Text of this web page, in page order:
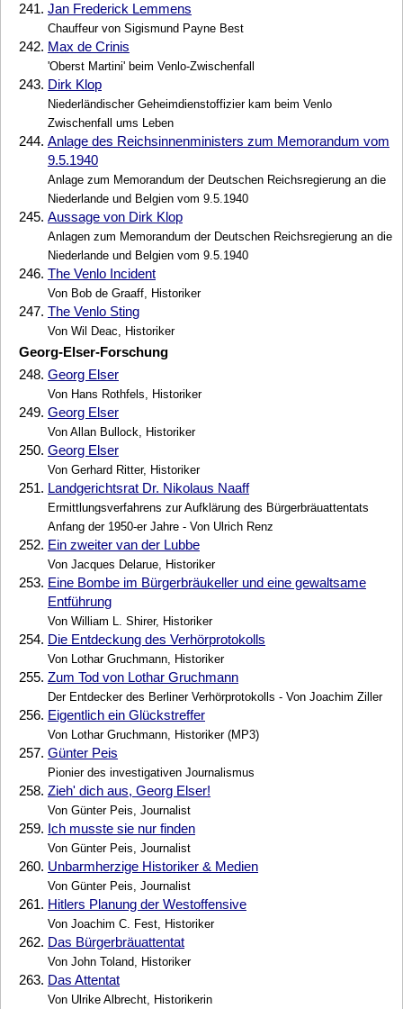
241. Jan Frederick Lemmens
Chauffeur von Sigismund Payne Best
242. Max de Crinis
'Oberst Martini' beim Venlo-Zwischenfall
243. Dirk Klop
Niederländischer Geheimdienstoffizier kam beim Venlo
Zwischenfall ums Leben
244. Anlage des Reichsinnenministers zum Memorandum vom
9.5.1940
Anlage zum Memorandum der Deutschen Reichsregierung an die
Niederlande und Belgien vom 9.5.1940
245. Aussage von Dirk Klop
Anlagen zum Memorandum der Deutschen Reichsregierung an die
Niederlande und Belgien vom 9.5.1940
246. The Venlo Incident
Von Bob de Graaff, Historiker
247. The Venlo Sting
Von Wil Deac, Historiker
Georg-Elser-Forschung
248. Georg Elser
Von Hans Rothfels, Historiker
249. Georg Elser
Von Allan Bullock, Historiker
250. Georg Elser
Von Gerhard Ritter, Historiker
251. Landgerichtsrat Dr. Nikolaus Naaff
Ermittlungsverfahrens zur Aufklärung des Bürgerbräuattentats
Anfang der 1950-er Jahre - Von Ulrich Renz
252. Ein zweiter van der Lubbe
Von Jacques Delarue, Historiker
253. Eine Bombe im Bürgerbräukeller und eine gewaltsame
Entführung
Von William L. Shirer, Historiker
254. Die Entdeckung des Verhörprotokolls
Von Lothar Gruchmann, Historiker
255. Zum Tod von Lothar Gruchmann
Der Entdecker des Berliner Verhörprotokolls - Von Joachim Ziller
256. Eigentlich ein Glückstreffer
Von Lothar Gruchmann, Historiker (MP3)
257. Günter Peis
Pionier des investigativen Journalismus
258. Zieh' dich aus, Georg Elser!
Von Günter Peis, Journalist
259. Ich musste sie nur finden
Von Günter Peis, Journalist
260. Unbarmherzige Historiker & Medien
Von Günter Peis, Journalist
261. Hitlers Planung der Westoffensive
Von Joachim C. Fest, Historiker
262. Das Bürgerbräuattentat
Von John Toland, Historiker
263. Das Attentat
Von Ulrike Albrecht, Historikerin